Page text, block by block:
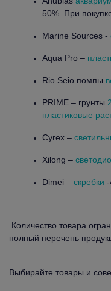
50%. При
Marine Sources -
Aqua Pro –
Rio Seio помпы
PRIME – грунты
пластиковые
Cyrex –
Xilong –
Dimei – скребки
Количество товара
полный перечень
Выбирайте товары и